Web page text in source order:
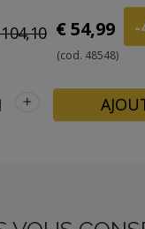
€ 54,99
(cod. 48548)
+